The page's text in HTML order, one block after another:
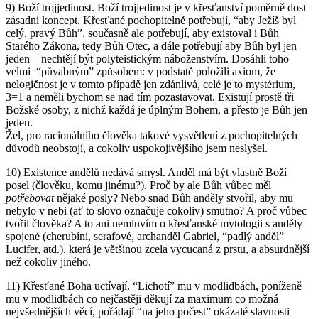
9) Boží trojjedinost. Boží trojjedinost je v křesťanství poměrně dost
zásadní koncept. Křesťané pochopitelně potřebují, “aby Ježíš byl
celý, pravý Bůh”, současně ale potřebují, aby existoval i Bůh
Starého Zákona, tedy Bůh Otec, a dále potřebují aby Bůh byl jen
jeden – nechtějí být polyteistickým náboženstvím. Dosáhli toho
velmi “půvabným” způsobem: v podstatě položili axiom, že
nelogičnost je v tomto případě jen zdánlivá, celé je to mystérium,
3=1 a neměli bychom se nad tím pozastavovat. Existují prostě tři
Božské osoby, z nichž každá je úplným Bohem, a přesto je Bůh jen
jeden.
Žel, pro racionálního člověka takové vysvětlení z pochopitelných
důvodů neobstojí, a cokoliv uspokojivějšího jsem neslyšel.
10) Existence andělů nedává smysl. Anděl má být vlastně Boží
posel (člověku, komu jinému?). Proč by ale Bůh vůbec měl
potřebovatnějaké posly? Nebo snad Bůh anděly stvořil, aby mu
nebylo v nebi (ať to slovo označuje cokoliv) smutno? A proč vůbec
tvořil člověka? A to ani nemluvím o křesťanské mytologii s anděly
spojené (cherubíni, serafové, archanděl Gabriel, “padlý anděl”
Lucifer, atd.), která je většinou zcela vycucaná z prstu, a absurdnější
než cokoliv jiného.
11) Křesťané Boha uctívají. “Lichotí” mu v modlidbách, poníženě
mu v modlidbách co nejčastěji děkují za maximum co možná
nejvšednějších věcí, pořádají “na jeho počest” okázalé slavnosti